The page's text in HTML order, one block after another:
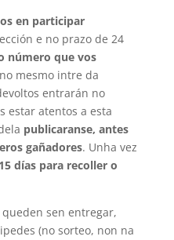
en participar
e no prazo de 24
número que vos
no mesmo intre da
entrarán no
estar atentos a esta
publicaranse, antes
gañadores. Unha vez
días para recoller o
sen entregar,
(no sorteo, non na